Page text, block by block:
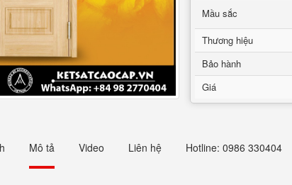
Mầu sắc
Thương hiệu
Bảo hành
Giá
Mô tả Video Liên hệ Hotline: 0986 330404